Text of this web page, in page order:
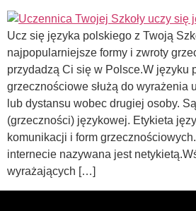
Ucz się języka polskiego z Twoją
najpopularniejsze formy i zwroty
przydadzą Ci się w Polsce.W języku
grzecznościowe służą do wyrażenia
lub dystansu wobec drugiej osoby.
(grzeczności) językowej. Etykieta
komunikacji i form
internecie nazywana jest
wyrażających […]